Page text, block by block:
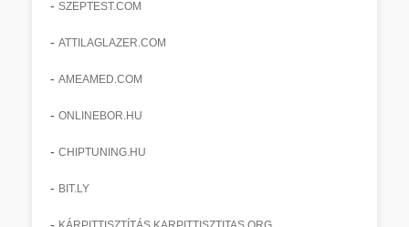
- SZEPTEST.COM
- ATTILAGLAZER.COM
- AMEAMED.COM
- ONLINEBOR.HU
- CHIPTUNING.HU
- BIT.LY
-